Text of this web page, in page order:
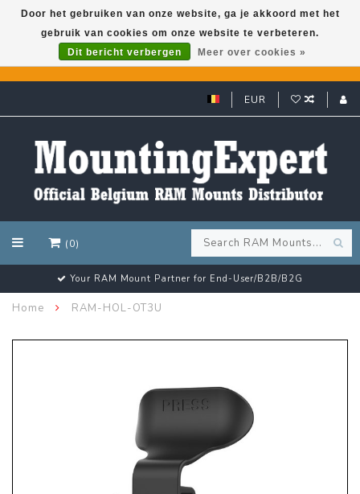
GARMIN GPS met een superkorting tot 50%? Klik hier!
EUR
(0)
Customer email support 24/7!
Home RAM-HOL-OT3U
Door het gebruiken van onze website, ga je akkoord met het
gebruik van cookies om onze website te verbeteren.
Dit bericht verbergen
Meer over cookies »